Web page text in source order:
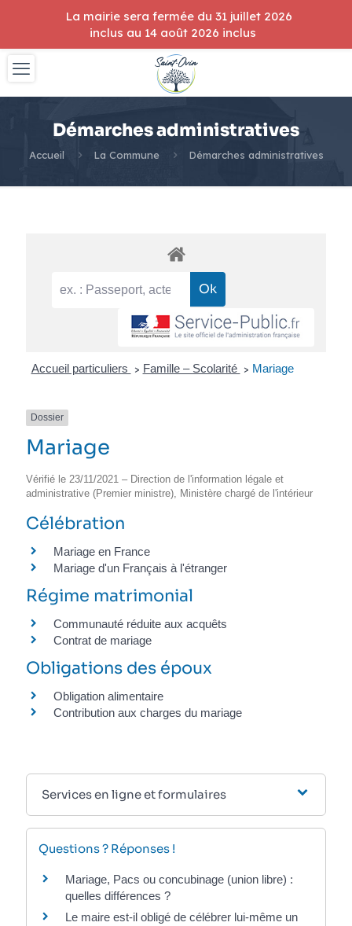
Démarches administratives
Accueil La Commune Démarches administratives
Accueil particuliers > Famille – Scolarité > Mariage
Dossier
Mariage
Vérifié le 23/11/2021 – Direction de l'information légale et
administrative (Premier ministre), Ministère chargé de l'intérieur
Célébration
Mariage en France
Mariage d'un Français à l'étranger
Régime matrimonial
Communauté réduite aux acquêts
Contrat de mariage
Obligations des époux
Obligation alimentaire
Contribution aux charges du mariage
Services en ligne et formulaires
Questions ? Réponses !
Mariage, Pacs ou concubinage (union libre) :
quelles différences ?
Le maire est-il obligé de célébrer lui-même un
La mairie sera fermée du 31 juillet 2026
inclus au 14 août 2026 inclus